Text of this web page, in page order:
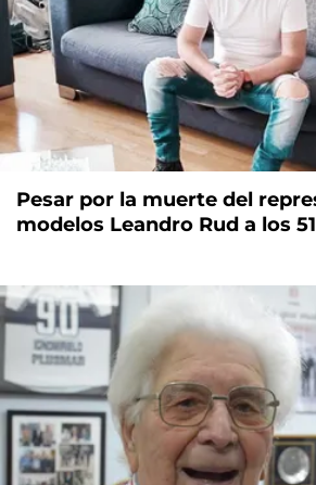
Pesar por la muerte del
modelos Leandro Rud a los